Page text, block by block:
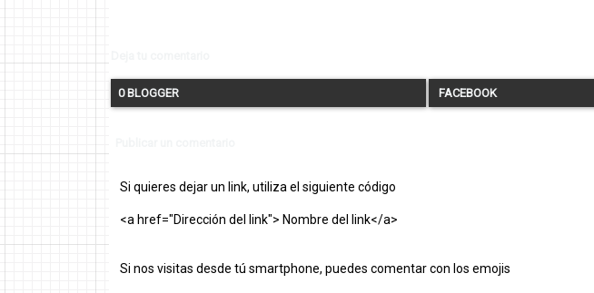
0 BLOGGER FACEBOOK
Si quieres dejar un link, utiliza el siguiente código
<a href="Dirección del link"> Nombre del link</a>
Si nos visitas desde tú smartphone, puedes comentar con los emojis